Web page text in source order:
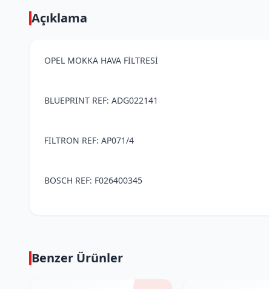
Açıklama
OPEL MOKKA HAVA FİLTRESİ
BLUEPRINT REF: ADG022141
FILTRON REF: AP071/4
BOSCH REF: F026400345
Benzer Ürünler